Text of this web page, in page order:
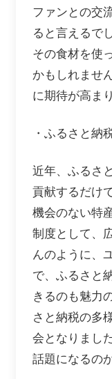
ファンとの交
ると言えるで
その食材を使
かもしれませ
に期待が高ま
・ふるさと納
近年、ふるさ
貢献するだけ
機会のない特
制度として、
んのように、
で、ふるさと
きるのも魅力
さと納税の多
会となりまし
話題になるの